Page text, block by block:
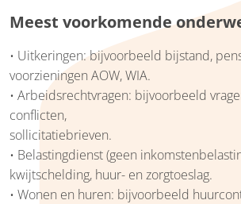
Meest voorkomende
• Uitkeringen: bijvoorbeeld bijstand,
voorzieningen AOW, WIA.
• Arbeidsrechtvragen: bijvoorbeeld
conflicten,
sollicitatiebrieven.
• Belastingdienst (geen
kwijtschelding, huur- en zorgtoeslag.
• Wonen en huren: bijvoorbeeld